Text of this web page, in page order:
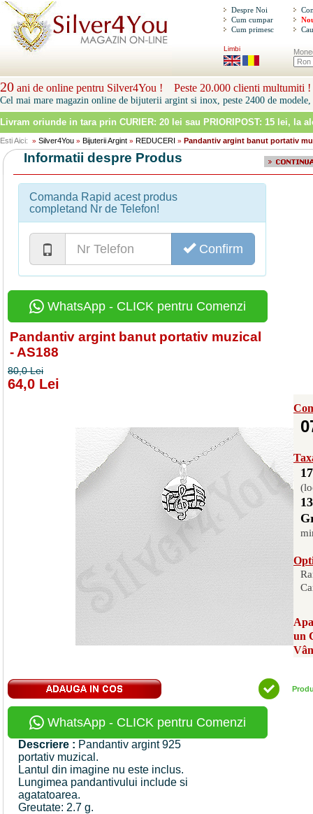
Despre Noi
Cum cumpar
Cum primesc
Limbi
20 ani de online pentru Silver4You ! Peste 20.000 clienti multumiti !
Cel mai mare magazin online de bijuterii argint si inox, peste 2400 de modele,
Livram oriunde in tara prin CURIER: 20 lei sau PRIORIPOST: 15 lei, la
Esti Aici: » Silver4You » Bijuterii Argint » REDUCERI » Pandantiv argint banut portativ
Informatii despre Produs
Comanda Rapid acest produs
completand Nr de Telefon!
Confirm
WhatsApp - CLICK pentru Comenzi
Pandantiv argint banut portativ muzical
- AS188
80,0 Lei
64,0 Lei
un
WhatsApp - CLICK pentru Comenzi
Descriere : Pandantiv argint 925
portativ muzical.
Lantul din imagine nu este inclus.
Lungimea pandantivului include si
agatatoarea.
Greutate: 2.7 g.